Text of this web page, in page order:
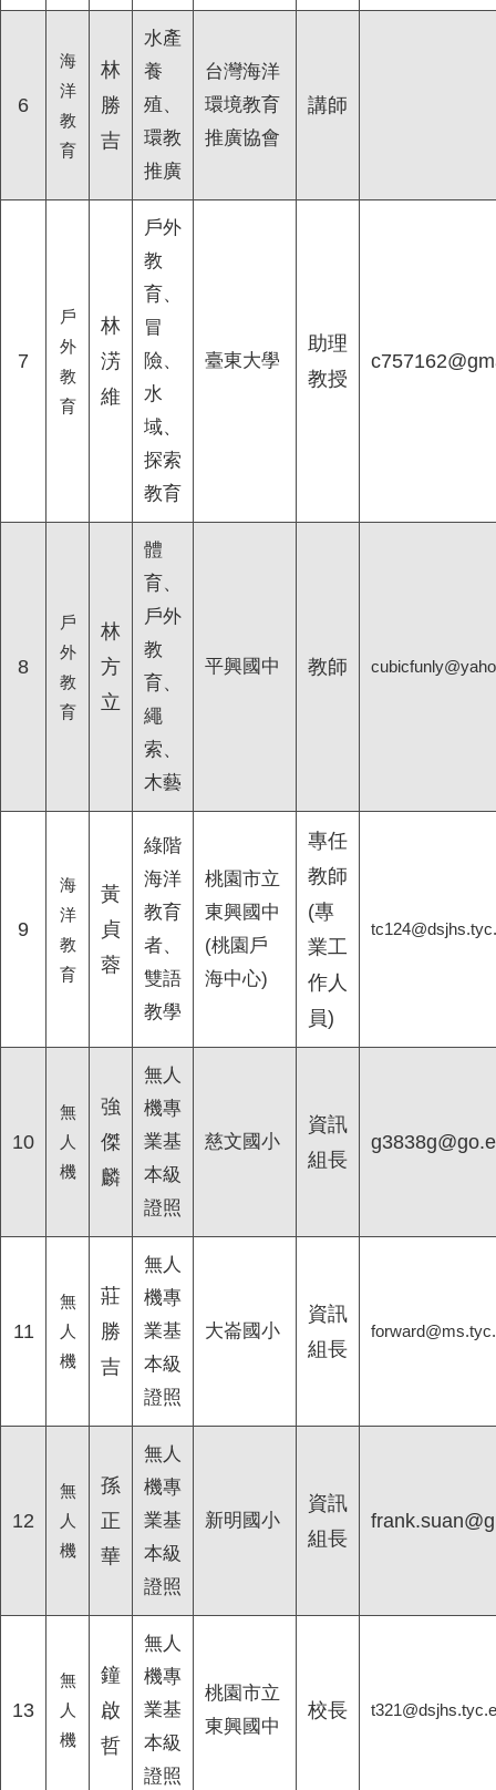
6
海
洋
教
育
林
勝
吉
水產
養
殖、
環教
推廣
台灣海洋
環境教育
推廣協會
講師
7
戶
外
教
育
林
淓
維
戶外
教
育、
冒
險、
水
域、
探索
教育
臺東大學
助理
教授
8
戶
外
教
育
林
方
立
體
育、
戶外
教
育、
繩
索、
木藝
平興國中 教師
9
海
洋
教
育
黃
貞
蓉
綠階
海洋
教育
者、
雙語
教學
桃園市立
東興國中
(桃園戶
海中心)
專任
教師
(專
業工
作人
員)
10
無
人
機
強
傑
麟
無人
機專
業基
本級
證照
慈文國小
資訊
組長
11
無
人
機
莊
勝
吉
無人
機專
業基
本級
證照
大崙國小
資訊
組長
12
無
人
機
孫
正
華
無人
機專
業基
本級
證照
新明國小
資訊
組長
13
無
人
機
鐘
啟
哲
無人
機專
業基
本級
證照
桃園市立
東興國中
校長